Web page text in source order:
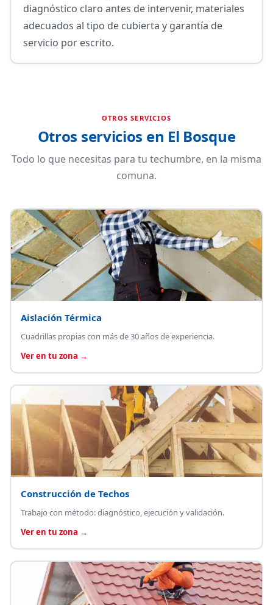
diagnóstico claro antes de intervenir, materiales
adecuados al tipo de cubierta y garantía de
servicio por escrito.
OTROS SERVICIOS
Otros servicios en El Bosque
Todo lo que necesitas para tu techumbre, en la misma
comuna.
Aislación Térmica
Cuadrillas propias con más de 30 años de experiencia.
Ver en tu zona →
Construcción de Techos
Trabajo con método: diagnóstico, ejecución y validación.
Ver en tu zona →